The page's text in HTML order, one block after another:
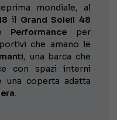
mondiale, al
il Grand Soleil 48
Performance per
che amano le
, una barca che
con spazi interni
una coperta adatta
.